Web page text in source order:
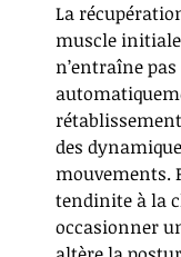
La
muscle
n’entraîne pas
des
mouvements.
tendinite à la
occasionner